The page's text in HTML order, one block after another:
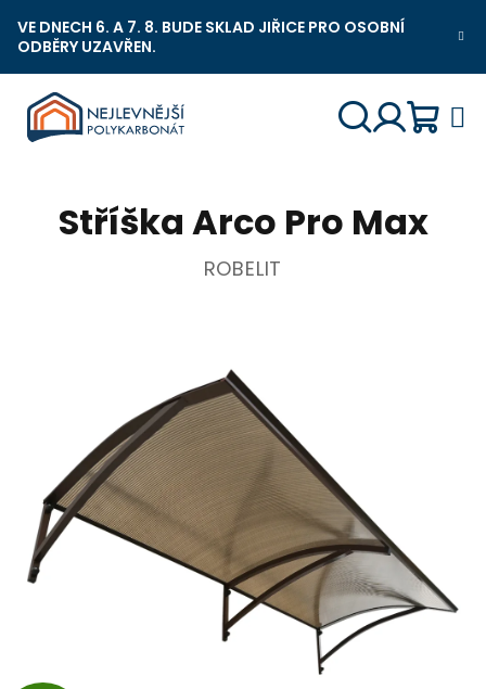
na
obsah
VE DNECH 6. A 7. 8. BUDE SKLAD JIŘICE PRO OSOBNÍ
ODBĚRY UZAVŘEN.
košík
Stříška Arco Pro Max
ROBELIT
Nejlevnější Polykarbonát Chat